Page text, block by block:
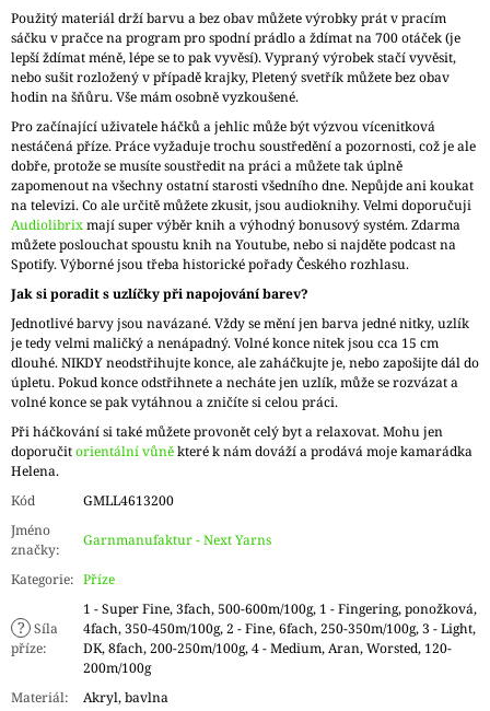
Použitý materiál drží barvu a bez obav můžete výrobky prát v pracím
sáčku v pračce na program pro spodní prádlo a ždímat na 700 otáček (je
lepší ždímat méně, lépe se to pak vyvěsí). Vypraný výrobek stačí vyvěsit,
nebo sušit rozložený v případě krajky, Pletený svetřík můžete bez obav
hodin na šňůru. Vše mám osobně vyzkoušené.
Pro začínající uživatele háčků a jehlic může být výzvou vícenitková
nestáčená příze. Práce vyžaduje trochu soustředění a pozornosti, což je ale
dobře, protože se musíte soustředit na práci a můžete tak úplně
zapomenout na všechny ostatní starosti všedního dne. Nepůjde ani koukat
na televizi. Co ale určitě můžete zkusit, jsou audioknihy. Velmi doporučuji
Audiolibrixmají super výběr knih a výhodný bonusový systém. Zdarma
můžete poslouchat spoustu knih na Youtube, nebo si najděte podcast na
Spotify. Výborné jsou třeba historické pořady Českého rozhlasu.
Jak si poradit s uzlíčky při napojování barev?
Jednotlivé barvy jsou navázané. Vždy se mění jen barva jedné nitky, uzlík
je tedy velmi maličký a nenápadný. Volné konce nitek jsou cca 15 cm
dlouhé. NIKDY neodstřihujte konce, ale zaháčkujte je, nebo zapošijte dál do
úpletu. Pokud konce odstřihnete a necháte jen uzlík, může se rozvázat a
volné konce se pak vytáhnou a zničíte si celou práci.
Při háčkování si také můžete provonět celý byt a relaxovat. Mohu jen
doporučitorientální vůněkteré k nám dováží a prodává moje kamarádka
Helena.
Kód
GMLL4613200
Jméno
značky:
Garnmanufaktur - Next Yarns
Kategorie: Příze
? Síla
příze:
1 - Super Fine, 3fach, 500-600m/100g, 1 - Fingering, ponožková,
4fach, 350-450m/100g, 2 - Fine, 6fach, 250-350m/100g, 3 - Light,
DK, 8fach, 200-250m/100g, 4 - Medium, Aran, Worsted, 120-
200m/100g
Materiál:
Akryl, bavlna